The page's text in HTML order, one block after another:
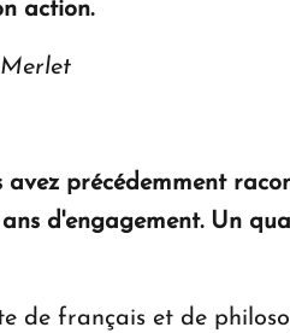
action.
précédemment
d'engagement. Un
de français et de